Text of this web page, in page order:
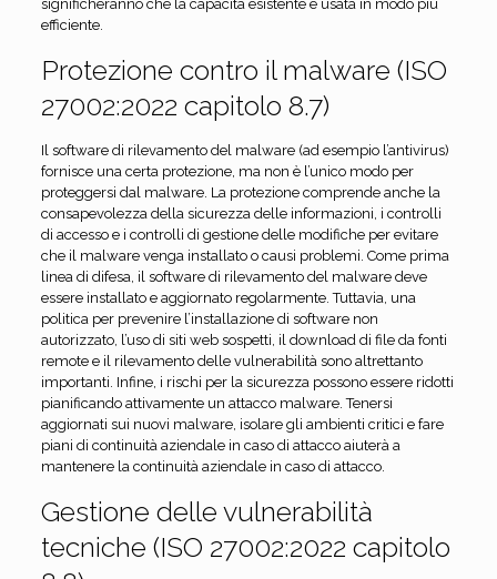
significheranno che la capacità esistente è usata in modo più
efficiente.
Protezione contro il malware (ISO
27002:2022 capitolo 8.7)
Il software di rilevamento del malware (ad esempio l’antivirus)
fornisce una certa protezione, ma non è l’unico modo per
proteggersi dal malware. La protezione comprende anche la
consapevolezza della sicurezza delle informazioni, i controlli
di accesso e i controlli di gestione delle modifiche per evitare
che il malware venga installato o causi problemi. Come prima
linea di difesa, il software di rilevamento del malware deve
essere installato e aggiornato regolarmente. Tuttavia, una
politica per prevenire l’installazione di software non
autorizzato, l’uso di siti web sospetti, il download di file da fonti
remote e il rilevamento delle vulnerabilità sono altrettanto
importanti. Infine, i rischi per la sicurezza possono essere ridotti
pianificando attivamente un attacco malware. Tenersi
aggiornati sui nuovi malware, isolare gli ambienti critici e fare
piani di continuità aziendale in caso di attacco aiuterà a
mantenere la continuità aziendale in caso di attacco.
Gestione delle vulnerabilità
tecniche (ISO 27002:2022 capitolo